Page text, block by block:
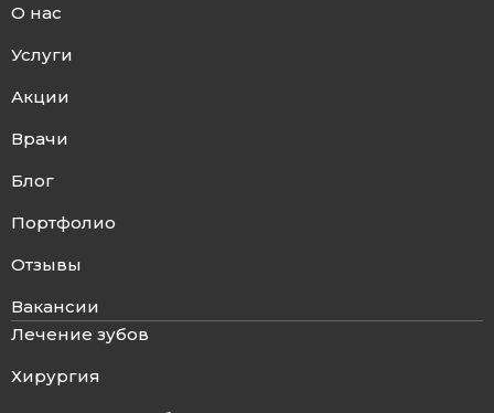
О нас
Услуги
Акции
Врачи
Блог
Портфолио
Отзывы
Вакансии
Лечение зубов
Хирургия